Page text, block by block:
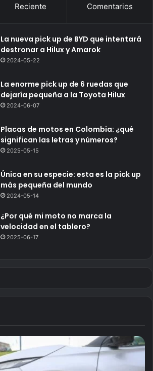
Reciente Comentarios
La nueva pick up de BYD que intentará
destronar a Hilux y Amarok
2024-05-22
La enorme pick up de 6 ruedas que
dejaría pequeña a la Toyota Hilux
2024-06-07
Placas de motos en Colombia: ¿qué
significan las letras y números?
2025-05-15
Única en su especie: esta es la pick up
más pequeña del mundo
2024-05-14
¿Por qué mi moto no marca la
velocidad en el tablero?
2025-06-17